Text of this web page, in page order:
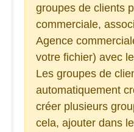
groupes de clients
commerciale,
Agence
votre fichier) avec
Les groupes de
automatiquement
créer plusieurs
cela, ajouter dans